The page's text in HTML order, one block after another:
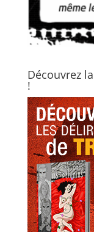
Découvrez
!